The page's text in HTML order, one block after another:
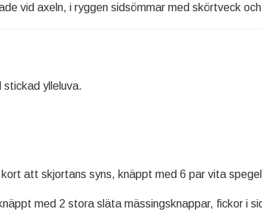
vid axeln, i ryggen sidsömmar med skörtveck
stickad ylleluva.
att skjortans syns, knäppt med 6 par vita
med 2 stora släta mässingsknappar, fickor i